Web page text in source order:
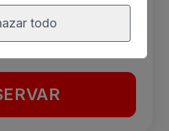
todo